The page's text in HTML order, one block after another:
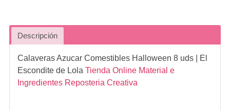
Descripción
Calaveras Azucar Comestibles Halloween 8 uds| El
Escondite de Lola Tienda Online Material e
Ingredientes Reposteria Creativa